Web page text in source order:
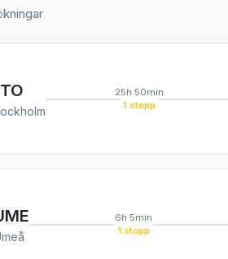
25h 50min
1 stopp
6h 5min
1 stopp